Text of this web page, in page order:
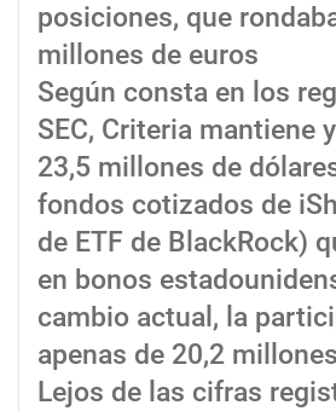
posiciones, que
millones de euros
Según consta en los
SEC, Criteria mantiene
23,5 millones de
fondos cotizados de
de ETF de BlackRock)
en bonos
cambio actual, la
apenas de 20,2
Lejos de las cifras